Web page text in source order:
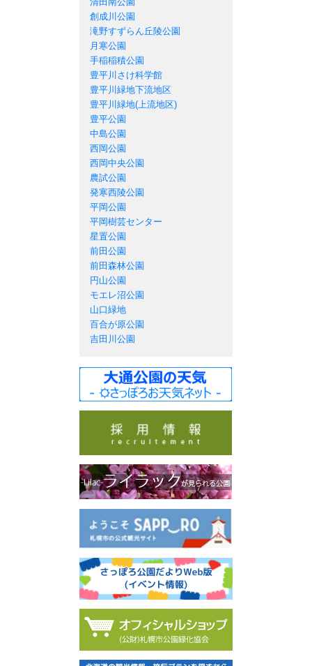
創成川公園
滝野すずらん丘陵公園
月寒公園
手稲稲積公園
豊平川さけ科学館
豊平川緑地下流地区
豊平川緑地(上流地区)
豊平公園
中島公園
西岡公園
西岡中央公園
農試公園
発寒西陵公園
平岡公園
平岡樹芸センター
星置公園
前田公園
前田森林公園
円山公園
モエレ沼公園
山口緑地
百合が原公園
吉田川公園